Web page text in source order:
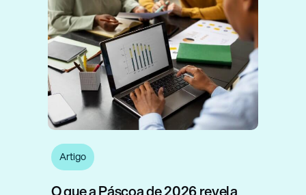
Artigo
O que a Páscoa de 2026 revela